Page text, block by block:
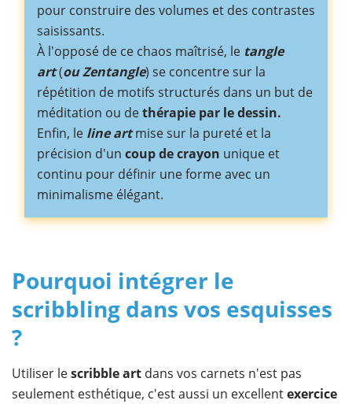
pour construire des volumes et des contrastes
saisissants.
À l'opposé de ce chaos maîtrisé, le tangle
art(ou Zentangle) se concentre sur la
répétition de motifs structurés dans un but de
méditation ou dethérapie par le dessin.
Enfin, le line artmise sur la pureté et la
précision d'un coup de crayon unique et
continu pour définir une forme avec un
minimalisme élégant.
Pourquoi intégrer le
scribbling dans vos esquisses
?
Utiliser lescribble art dans vos carnets n'est pas
seulement esthétique, c'est aussi un excellentexercice